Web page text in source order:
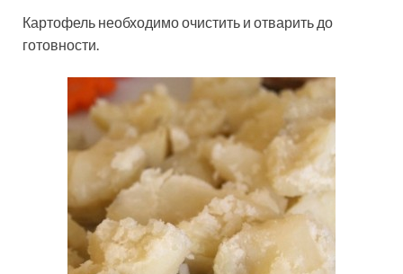
Картофель необходимо очистить и отварить до
готовности.